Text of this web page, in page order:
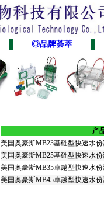
◎品牌荟萃
产
美国奥豪斯MB23基础型快速水
美国奥豪斯MB25基础型快速水
美国奥豪斯MB35卓越型快速水
美国奥豪斯MB45卓越型快速水